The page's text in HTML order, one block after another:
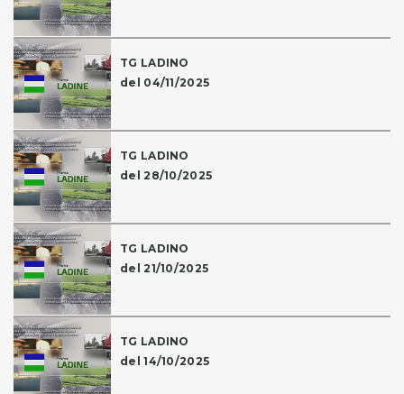
TG LADINO
del 04/11/2025
TG LADINO
del 28/10/2025
TG LADINO
del 21/10/2025
TG LADINO
del 14/10/2025